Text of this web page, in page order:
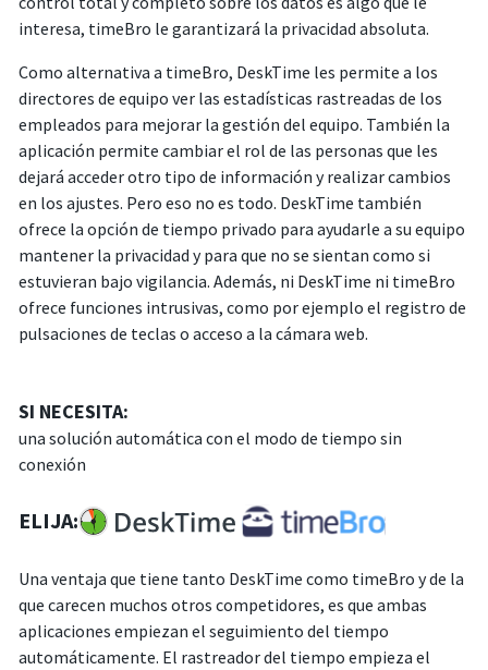
interesa, timeBro le garantizará la privacidad absoluta.
Como alternativa a timeBro, DeskTime les permite a los
directores de equipo ver las estadísticas rastreadas de los
empleados para mejorar la gestión del equipo. También la
aplicación permite cambiar el rol de las personas que les
dejará acceder otro tipo de información y realizar cambios
en los ajustes. Pero eso no es todo. DeskTime también
ofrece la opción de tiempo privado para ayudarle a su equipo
mantener la privacidad y para que no se sientan como si
estuvieran bajo vigilancia. Además, ni DeskTime ni timeBro
ofrece funciones intrusivas, como por ejemplo el registro de
pulsaciones de teclas o acceso a la cámara web.
SI NECESITA:
una solución automática con el modo de tiempo sin
conexión
ELIJA:
Una ventaja que tiene tanto DeskTime como timeBro y de la
que carecen muchos otros competidores, es que ambas
aplicaciones empiezan el seguimiento del tiempo
automáticamente. El rastreador del tiempo empieza el